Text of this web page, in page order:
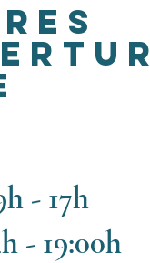
- 17h
- 19:00h